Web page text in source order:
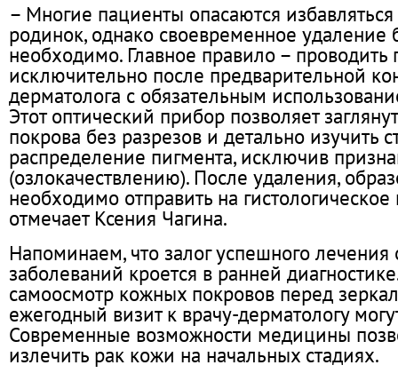
– Многие пациенты опасаются
родинок, однако своевременное удаление
необходимо. Главное правило – проводить
исключительно после предварительной
дерматолога с обязательным
Этот оптический прибор позволяет
покрова без разрезов и детально изучить
распределение пигмента, исключив
(озлокачествлению). После удаления,
необходимо отправить на гистологическое
отмечает Ксения Чагина.
Напоминаем, что залог успешного лечения
заболеваний кроется в ранней
самоосмотр кожных покровов перед
ежегодный визит к врачу-дерматологу
Современные возможности медицины
излечить рак кожи на начальных стадиях.